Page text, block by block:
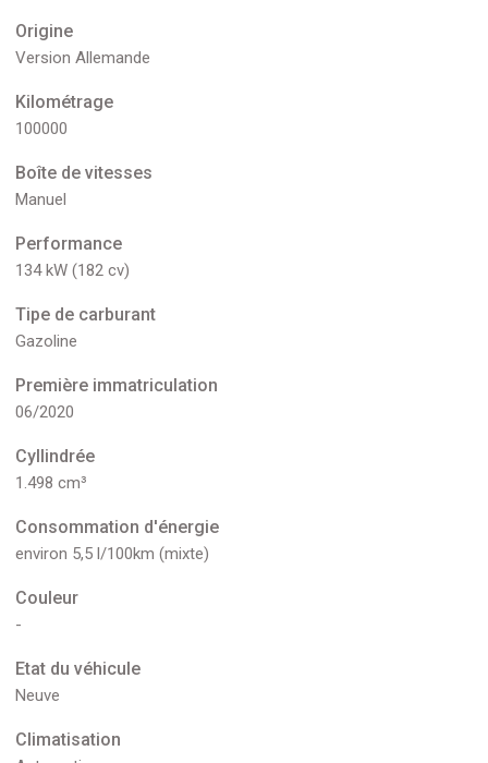
Origine
Version Allemande
Kilométrage
100000
Boîte de vitesses
Manuel
Performance
134 kW (182 cv)
Tipe de carburant
Gazoline
Première immatriculation
06/2020
Cyllindrée
1.498 cm³
Consommation d'énergie
environ 5,5 l/100km (mixte)
Couleur
-
Etat du véhicule
Neuve
Climatisation